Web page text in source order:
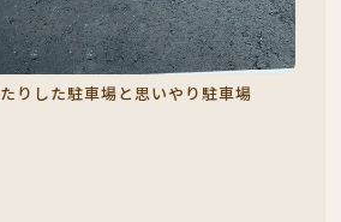
りした駐車場と思いやり駐車場